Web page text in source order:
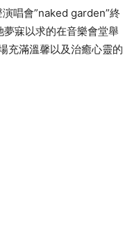
唱會”naked garden”終
寐以求的在音樂會堂舉
充滿溫馨以及治癒心靈的